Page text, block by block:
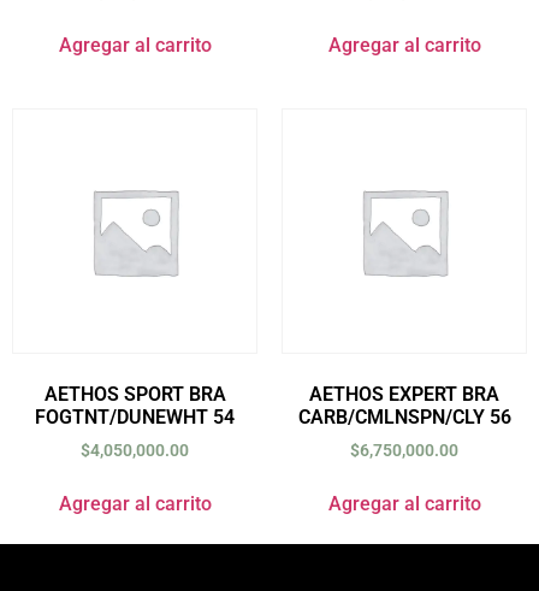
Agregar al carrito Agregar al carrito
AETHOS SPORT BRA
FOGTNT/DUNEWHT 54
$4,050,000.00
Agregar al carrito
AETHOS EXPERT BRA
CARB/CMLNSPN/CLY 56
$6,750,000.00
Agregar al carrito